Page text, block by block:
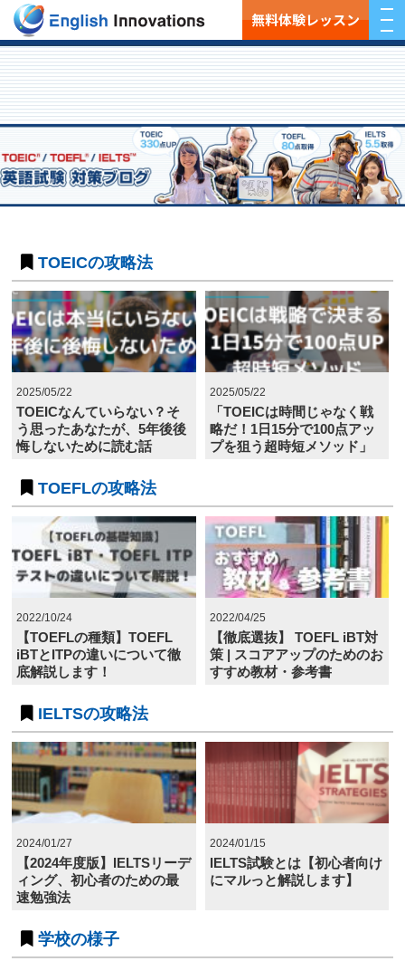
無料体験レッスン
TOEICの攻略法
2025/05/22
TOEICなんていらない？そ
う思ったあなたが、5年後後
悔しないために読む話
2025/05/22
「TOEICは時間じゃなく戦
略だ！1日15分で100点アッ
プを狙う超時短メソッド」
TOEFLの攻略法
2022/10/24
【TOEFLの種類】TOEFL
iBTとITPの違いについて徹
底解説します！
2022/04/25
【徹底選抜】 TOEFL iBT対
策 | スコアアップのためのお
すすめ教材・参考書
IELTSの攻略法
2024/01/27
【2024年度版】IELTSリーデ
ィング、初心者のための最
速勉強法
2024/01/15
IELTS試験とは【初心者向け
にマルっと解説します】
学校の様子